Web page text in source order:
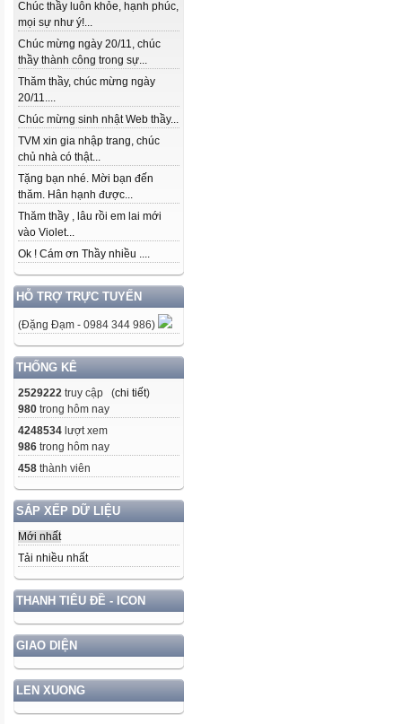
Chúc thầy luôn khỏe, hạnh phúc,
mọi sự như ý!...
Chúc mừng ngày 20/11, chúc
thầy thành công trong sự...
Thăm thầy, chúc mừng ngày
20/11....
Chúc mừng sinh nhật Web thầy...
TVM xin gia nhập trang, chúc
chủ nhà có thật...
Tặng bạn nhé. Mời bạn đến
thăm. Hân hạnh được...
Thăm thầy , lâu rồi em lai mới
vào Violet...
Ok ! Cám ơn Thầy nhiều ....
HỖ TRỢ TRỰC TUYẾN
(Đặng Đạm - 0984 344 986)
THỐNG KÊ
2529222 truy cập (chi tiết)
980 trong hôm nay
4248534 lượt xem
986 trong hôm nay
458 thành viên
SẮP XẾP DỮ LIỆU
Mới nhất
Tải nhiều nhất
THANH TIÊU ĐỀ - ICON
GIAO DIỆN
LEN XUONG